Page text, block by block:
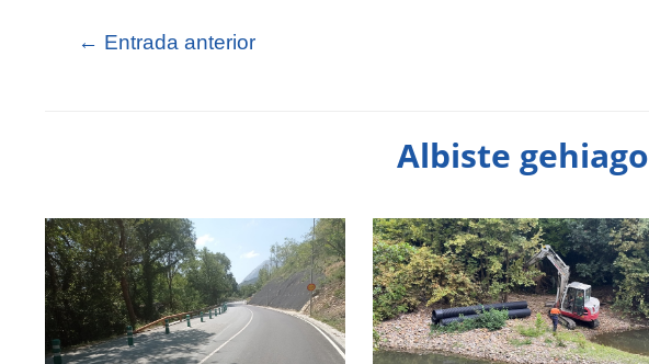
← Entrada anterior
Albiste gehiago